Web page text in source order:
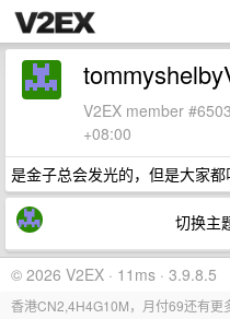
V2EX member
+08:00
是金子总会发光的，但是大家
切换主
© 2026 V2EX · 11ms · 3.9.8.5
香港CN2,4H4G10M，月付69还有更